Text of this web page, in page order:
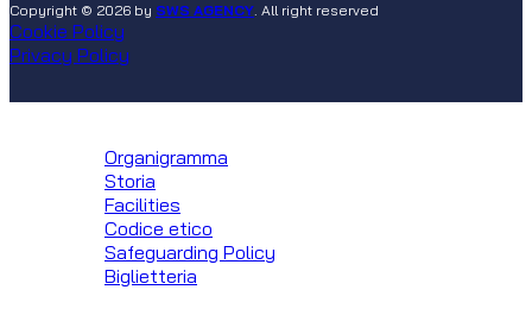
Copyright © 2026 by SWS AGENCY. All right reserved
Cookie Policy
Privacy Policy
Organigramma
Storia
Facilities
Codice etico
Safeguarding Policy
Biglietteria